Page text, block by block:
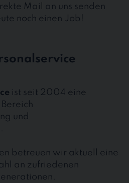
Mail an uns senden
noch einen Job!
ist seit 2004 eine
und
betreuen wir aktuell eine
an zufriedenen